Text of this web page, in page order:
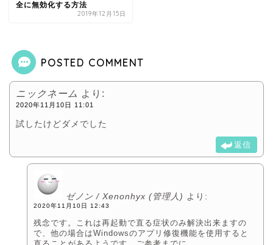
全に無効化する方法
2019年12月15日
POSTED COMMENT
ニックネーム より:
2020年11月10日 11:01
試したけどダメでした
返信
ゼノン / Xenonhyx (管理人) より:
2020年11月10日 12:43
残念です。これは再起動で直る症状のみ解決出来ますの
で、他の場合はWindowsのアプリ修復機能を使用すると